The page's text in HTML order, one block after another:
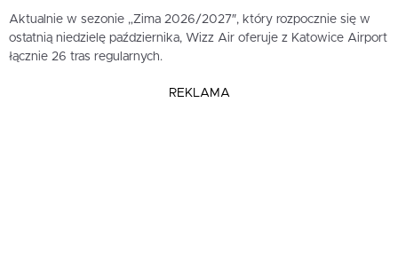
Aktualnie w sezonie „Zima 2026/2027″, który rozpocznie się w
ostatnią niedzielę października, Wizz Air oferuje z Katowice Airport
łącznie 26 tras regularnych.
REKLAMA